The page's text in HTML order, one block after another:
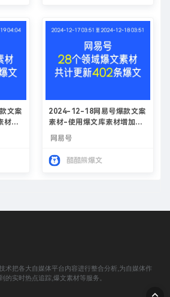
文案
材提
2024-12-18网易号爆款文案
素材-使用爆文库素材增加网
网易号
酷酷熊爆文
术把各大自媒体平台内容进行整合分析,为自媒体作
的实时热点追踪,爆文素材等服务。